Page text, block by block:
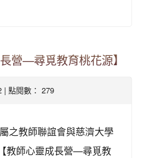
營—尋覓教育桃花源】
| 點閱數： 279
教師聯誼會與慈濟大學
教師心靈成長營—尋覓教